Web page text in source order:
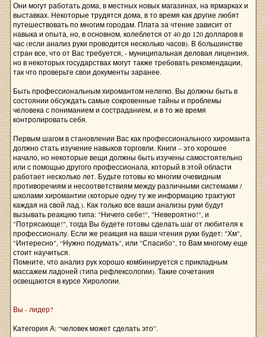
Они могут работать дома, в местных новых магазинах, на ярмарках и
выставках. Некоторые трудятся дома, в то время как другие любят
путешествовать по многим городам. Плата за чтение зависит от
навыка и опыта, но, в основном, колеблется от 40 до 120 долларов в
час (если анализ руки проводится несколько часов). В большинстве
стран все, что от Вас требуется, - муниципальная деловая лицензия,
но в некоторых государствах могут также требовать рекомендации,
так что проверьте свои документы заранее.
Быть профессиональным хиромантом нелегко. Вы должны быть в
состоянии обсуждать самые сокровенные тайны и проблемы
человека с пониманием и состраданием, и в то же время
контролировать себя.
Первым шагом в становлении Вас как профессионального хироманта
должно стать изучение навыков торговли. Книги – это хорошее
начало, но некоторые вещи должны быть изучены самостоятельно
или с помощью другого профессионала, который в этой области
работает несколько лет. Будьте готовы ко многим очевидным
противоречиям и несоответствиям между различными системами /
школами хиромантии (которые одну ту же информацию трактуют
каждая на свой лад.). Как только все ваши анализы руки будут
вызывать реакцию типа: "Ничего себе!", "Невероятно!", и
"Потрясающе!", тогда Вы будете готовы сделать шаг от любителя к
профессионалу. Если же реакция на ваши чтения руки будет: "Хм",
"Интересно", “Нужно подумать", или "Спасибо", то Вам многому еще
стоит научиться.
Помните, что анализ рук хорошо комбинируется с прикладным
массажем ладоней (типа рефлексологии). Такие сочетания
освещаются в курсе Хирологии.
Вы - лидер?
Категория А: “человек может сделать это”.